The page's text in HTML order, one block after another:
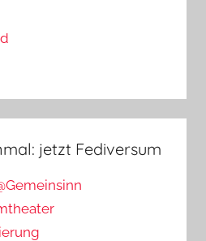
jetzt Fediversum